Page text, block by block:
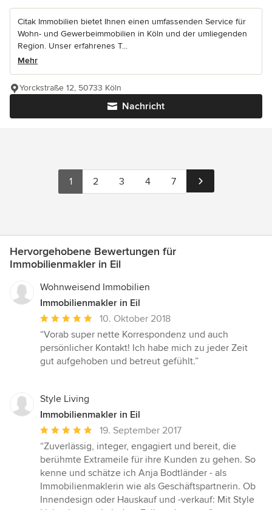
Citak Immobilien bietet Ihnen einen umfassenden Service für
Wohn- und Gewerbeimmobilien in Köln und der umliegenden
Region. Unser erfahrenes T...
Mehr
Nachricht
Yorckstraße 12, 50733 Köln
1 2 3 4 7
Hervorgehobene Bewertungen für
Immobilienmakler in Eil
Wohnweisend Immobilien
Immobilienmakler in Eil
Durchschnittliche
Bewertung:
5
von
10. Oktober 2018
“Vorab super nette Korrespondenz und auch
persönlicher Kontakt! Ich habe mich zu jeder Zeit
gut aufgehoben und betreut gefühlt.”
Style Living
Immobilienmakler in Eil
Durchschnittliche
Bewertung:
5
von
5
Sternen
19. September 2017
“Zuverlässig, integer, engagiert und bereit, die
berühmte Extrameile für ihre Kunden zu gehen. So
kenne und schätze ich Anja Bodtländer - als
Immobilienmaklerin wie als Geschäftspartnerin. Ob
Innendesign oder Hauskauf und -verkauf: Mit Style